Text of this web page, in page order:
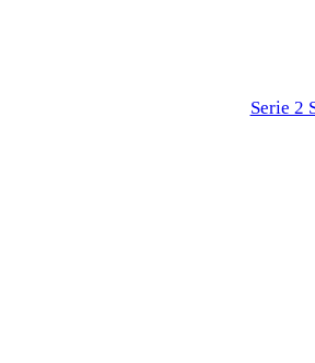
Serie 2